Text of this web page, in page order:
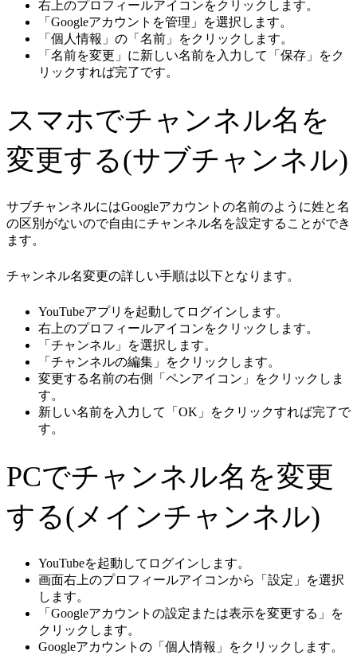
右上のプロフィールアイコンをクリックします。
「Googleアカウントを管理」を選択します。
「個人情報」の「名前」をクリックします。
「名前を変更」に新しい名前を入力して「保存」をク
リックすれば完了です。
スマホでチャンネル名を
変更する(サブチャンネル)
サブチャンネルにはGoogleアカウントの名前のように姓と名
の区別がないので自由にチャンネル名を設定することができ
ます。
チャンネル名変更の詳しい手順は以下となります。
YouTubeアプリを起動してログインします。
右上のプロフィールアイコンをクリックします。
「チャンネル」を選択します。
「チャンネルの編集」をクリックします。
変更する名前の右側「ペンアイコン」をクリックしま
す。
新しい名前を入力して「OK」をクリックすれば完了で
す。
PCでチャンネル名を変更
する(メインチャンネル)
YouTubeを起動してログインします。
画面右上のプロフィールアイコンから「設定」を選択
します。
「Googleアカウントの設定または表示を変更する」を
クリックします。
Googleアカウントの「個人情報」をクリックします。